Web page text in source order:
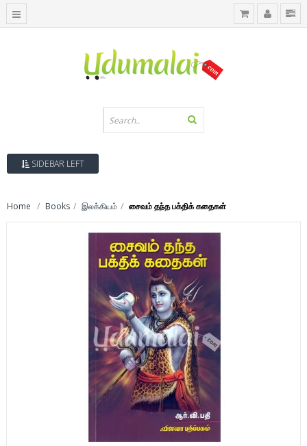
SIDEBAR LEFT
Home Books இலக்கியம் சைவம் தந்த பக்திக் கதைகள்